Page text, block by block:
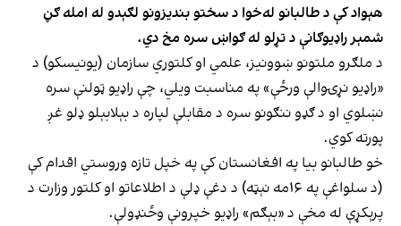
هېواد کې د طالبانو له‌خوا د سختو بندیزونو لګېدو له امله ګڼ
شمېر راډیوګانې د تړلو له ګواښ سره مخ دي.
د ملګرو ملتونو ښوونیز، علمي او کلتوري سازمان (یونیسکو) د
«راډیو نړۍوالې ورځې» په مناسبت ویلي، چې راډیو ټولنې سره
نښلوي او د ګډو ننګونو سره د مقابلې لپاره د بېلابېلو ډلو غږ
پورته کوي.
خو طالبانو بیا په افغانستان کې په خپل تازه وروستي اقدام کې
(د سلواغې په ۱۶مه نېټه) د دغې ډلې د اطلاعاتو او کلتور وزارت د
پرېکړې له مخې د «بېګم» راډیو خپرونې وځنډولې.